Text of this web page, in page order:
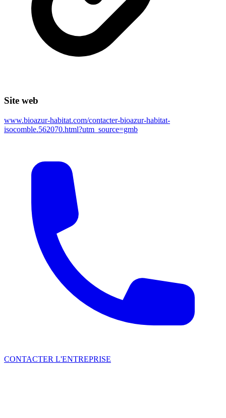
Site web
www.bioazur-habitat.com/contacter-bioazur-habitat-
isocomble.562070.html?utm_source=gmb
CONTACTER L'ENTREPRISE